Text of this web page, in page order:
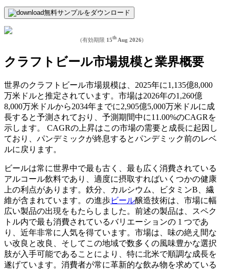
無料サンプルをダウンロード
(有効期限 15th Aug 2026)
クラフトビール市場規模と業界概要
世界のクラフトビール市場規模は、2025年に1,135億8,000
万米ドルと推定されています。市場は2026年の1,260億
8,000万米ドルから2034年までに2,905億5,000万米ドルに成
長すると予測されており、予測期間中に11.00%のCAGRを
示します。 CAGRの上昇はこの市場の需要と成長に起因し
ており、パンデミックが終息するとパンデミック前のレベ
ルに戻ります。
ビールは常に世界中で最も古く、最も広く消費されている
アルコール飲料であり、適度に摂取すればいくつかの健康
上の利点があります。鉄分、カルシウム、ビタミンB、繊
維が含まれています。の進歩ビール醸造技術は、市場に幅
広い製品の出現をもたらしました。前述の製品は、スペク
トル内で最も消費されているバリエーションの 1 つであ
り、近年非常に人気を得ています。市場は、味の絶え間な
い改良と改良、そしてこの地域で数多くの風味豊かな選択
肢が入手可能であることにより、特に北米で順調な成長を
遂げています。消費者が常に革新的な飲み物を求めている